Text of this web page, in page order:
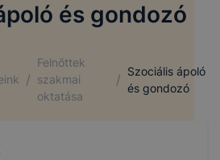
és gondozó
/
Felnőttek
szakmai
oktatása
/
Szociális ápoló
és gondozó